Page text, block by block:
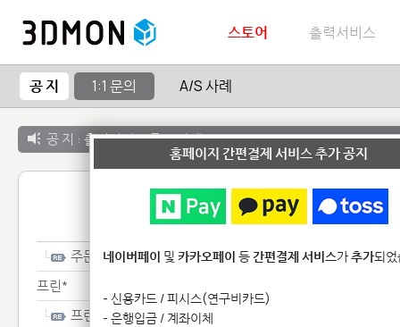
스토어 출력서비스
공 지 1:1 문의 A/S 사례
공 지 : 출력서비스 종료 안내
1:1 문
주문********************
프린*
프린*
홈페이지 간편결제 서비스 추가 공지
네이버페이 및 카카오페이 등간편결제 서비스가추가되
- 신용카드 / 피시스(연구비카드)
- 은행입금 / 계좌이체